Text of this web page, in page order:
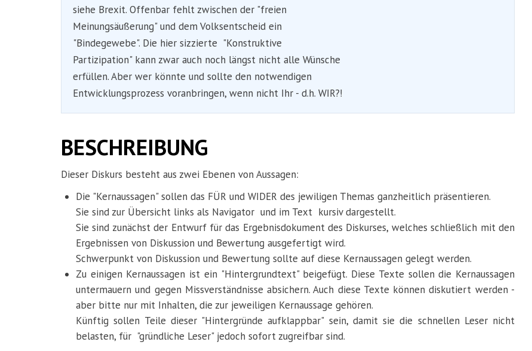
siehe Brexit. Offenbar fehlt zwischen der "freien
Meinungsäußerung" und dem Volksentscheid ein
"Bindegewebe". Die hier sizzierte "Konstruktive
Partizipation" kann zwar auch noch längst nicht alle Wünsche
erfüllen. Aber wer könnte und sollte den notwendigen
Entwicklungsprozess voranbringen, wenn nicht Ihr - d.h. WIR?!
BESCHREIBUNG
Dieser Diskurs besteht aus zwei Ebenen von Aussagen:
Die "Kernaussagen" sollen das FÜR und WIDER des jewiligen Themas ganzheitlich präsentieren.
Sie sind zur Übersicht links als Navigator und im Text kursiv dargestellt.
Sie sind zunächst der Entwurf für das Ergebnisdokument des Diskurses, welches schließlich mit den
Ergebnissen von Diskussion und Bewertung ausgefertigt wird.
Schwerpunkt von Diskussion und Bewertung sollte auf diese Kernaussagen gelegt werden.
Zu einigen Kernaussagen ist ein "Hintergrundtext" beigefügt. Diese Texte sollen die Kernaussagen
untermauern und gegen Missverständnisse absichern. Auch diese Texte können diskutiert werden -
aber bitte nur mit Inhalten, die zur jeweiligen Kernaussage gehören.
Künftig sollen Teile dieser "Hintergründe aufklappbar" sein, damit sie die schnellen Leser nicht
belasten, für "gründliche Leser" jedoch sofort zugreifbar sind.